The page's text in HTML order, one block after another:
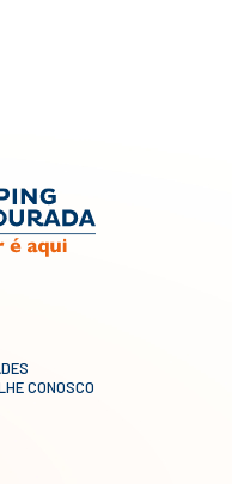
CONOSCO